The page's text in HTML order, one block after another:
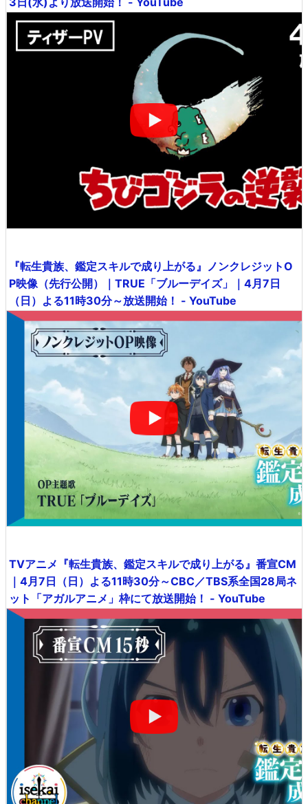
『転生貴族、鑑定スキルで成り上がる』ノンクレジットO
P映像（先行公開）｜TRUE「ブルーデイズ」｜4月7日
（日）よる11時30分～放送開始！ - YouTube
TVアニメ『転生貴族、鑑定スキルで成り上がる』番宣CM
｜4月7日（日）よる11時30分～CBC／TBS系全国28局ネ
ット「アガルアニメ」枠にて放送開始！ - YouTube